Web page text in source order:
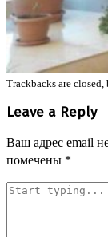
Trackbacks are
Leave a Reply
Ваш адрес email
помечены *